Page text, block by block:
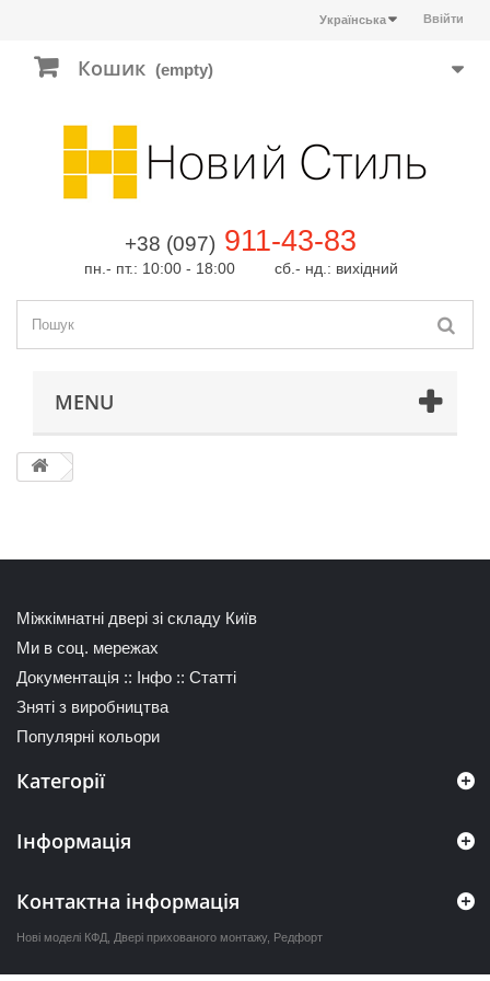
Ввійти
Українська
Кошик (empty)
+38 (097) 911-43-83
пн.- пт.: 10:00 - 18:00 сб.- нд.: вихідний
MENU
Міжкімнатні двері зі складу Київ
Ми в соц. мережах
Документація :: Інфо :: Статті
Зняті з виробництва
Популярні кольори
Категорії
Інформація
Контактна інформація
Нові моделі КФД Двері прихованого монтажу, Редфорт